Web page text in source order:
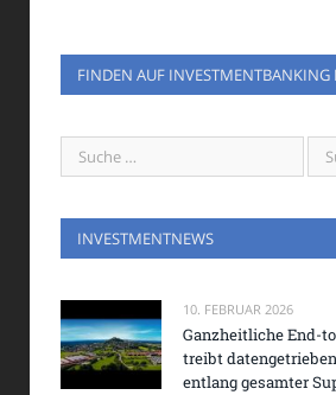
FINDEN AUF INVESTMENTBANKING
INVESTMENTNEWS
10. FEBRUAR 2026
Ganzheitliche End-
treibt
entlang gesamter